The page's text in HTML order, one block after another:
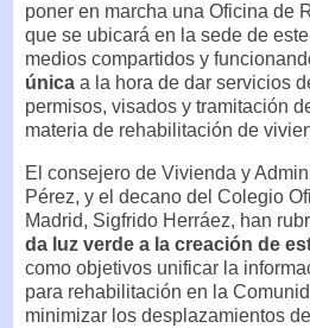
poner en marcha una Oficina de
que se ubicará en la sede de
medios compartidos y
única a la hora de dar servicios
permisos, visados y tramitación
materia de rehabilitación de
El consejero de Vivienda y
Pérez, y el decano del Colegio
Madrid, Sigfrido Herráez, han
da luz verde a la creación de
como objetivos unificar la
para rehabilitación en la
minimizar los desplazamientos